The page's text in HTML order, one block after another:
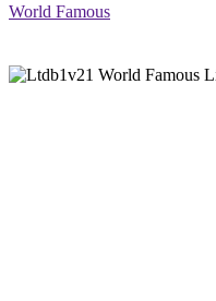
World Famous